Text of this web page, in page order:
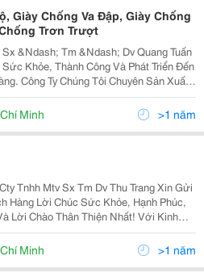
Giày Chống Va Đập, Giày Chống
Trơn Trượt
Sx &Ndash; Tm &Ndash; Dv Quang Tuấn
Khỏe, Thành Công Và Phát Triển Đến
Công Ty Chúng Tôi Chuyên Sản Xuất
Mặt Hàng Bảo Hộ Lao Động Như: -
Áo Bảo Hộ Lao Động, Quần Áo Jean Đ
Minh >1 năm
Tnhh Mtv Sx Tm Dv Thu Trang Xin Gửi
Hàng Lời Chúc Sức Khỏe, Hạnh Phúc,
Chào Thân Thiện Nhất! Với Kinh
Làm Trong Ngành May.chúng Tôi
Cho Quý Khách Với Mức Giá Cạnh
Minh >1 năm